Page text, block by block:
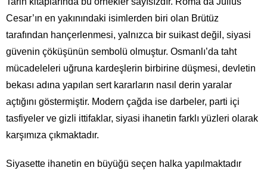
Cesar’ın en yakınındaki isimlerden biri olan Brütüz
tarafından hançerlenmesi, yalnızca bir suikast değil, siyasi
güvenin çöküşünün sembolü olmuştur. Osmanlı’da taht
mücadeleleri uğruna kardeşlerin birbirine düşmesi, devletin
bekası adına yapılan sert kararların nasıl derin yaralar
açtığını göstermiştir. Modern çağda ise darbeler, parti içi
tasfiyeler ve gizli ittifaklar, siyasi ihanetin farklı yüzleri olarak
karşımıza çıkmaktadır.
Siyasette ihanetin en büyüğü seçen halka yapılmaktadır